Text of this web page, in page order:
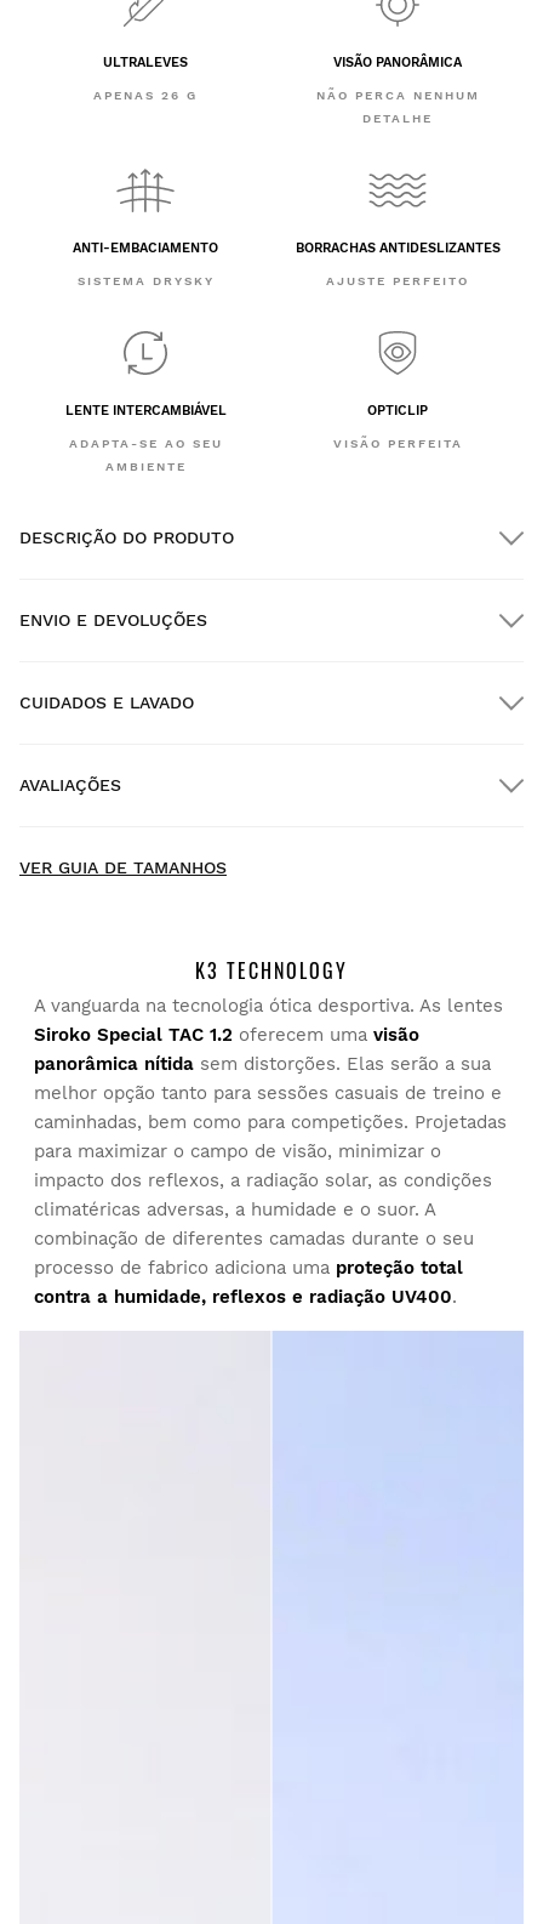
ULTRALEVES
APENAS 26 G
VISÃO PANORÂMICA
NÃO PERCA NENHUM
DETALHE
ANTI-EMBACIAMENTO
SISTEMA DRYSKY
BORRACHAS ANTIDESLIZANTES
AJUSTE PERFEITO
LENTE INTERCAMBIÁVEL
ADAPTA-SE AO SEU
AMBIENTE
OPTICLIP
VISÃO PERFEITA
DESCRIÇÃO DO PRODUTO
ENVIO E DEVOLUÇÕES
Entrega no domicílio a partir de $300.00
Experimente os nossos artigos confortavelmente em sua
casa. Tem 30 dias desde a entrega para iniciar uma
devolução.
A partir da sua conta de utilizador, pode devolver de forma
fácil e rápida um artigo da sua encomenda.
Emitir o seu reembolso para o método de
pagamento original
Desde
CUIDADOS E LAVADO
AVALIAÇÕES
VER GUIA DE TAMANHOS
K3 TECHNOLOGY
A vanguarda na tecnologia ótica desportiva. As lentes
Siroko Special TAC 1.2 oferecem uma visão
panorâmica nítida sem distorções. Elas serão a sua
melhor opção tanto para sessões casuais de treino e
caminhadas, bem como para competições. Projetadas
para maximizar o campo de visão, minimizar o
impacto dos reflexos, a radiação solar, as condições
climatéricas adversas, a humidade e o suor. A
combinação de diferentes camadas durante o seu
processo de fabrico adiciona uma proteção total
contra a humidade, reflexos e radiação UV400.